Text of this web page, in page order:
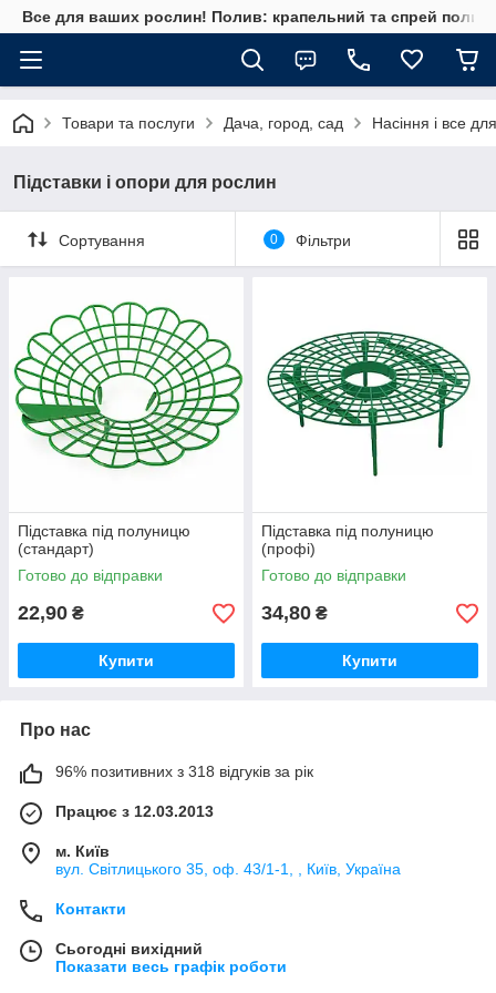
Все для ваших рослин! Полив: крапельний та спрей полив,
Товари та послуги Дача, город, сад Насіння і все
Підставки і опори для рослин
Сортування 0 Фільтри
Підставка під полуницю
(стандарт)
Готово до відправки
22,90 ₴
Купити
Підставка під полуницю
(профі)
Готово до відправки
34,80 ₴
Купити
Про нас
96% позитивних з 318 відгуків за рік
Працює з 12.03.2013
м. Київ
вул. Світлицького 35, оф. 43/1-1, , Київ, Україна
Контакти
Сьогодні вихідний
Показати весь графік роботи